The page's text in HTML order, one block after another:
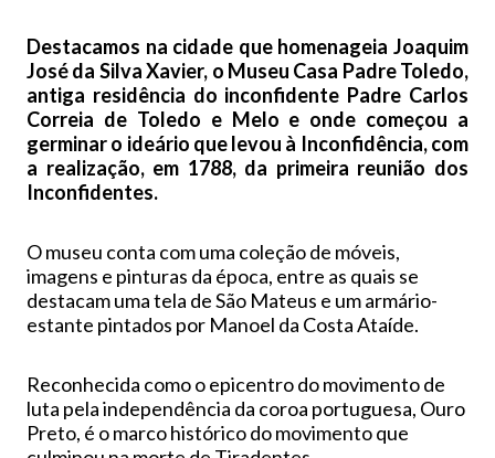
Destacamos na cidade que homenageia Joaquim
José da Silva Xavier, o Museu Casa Padre Toledo,
antiga residência do inconfidente Padre Carlos
Correia de Toledo e Melo e onde começou a
germinar o ideário que levou à Inconfidência, com
a realização, em 1788, da primeira reunião dos
Inconfidentes.
O museu conta com uma coleção de móveis,
imagens e pinturas da época, entre as quais se
destacam uma tela de São Mateus e um armário-
estante pintados por Manoel da Costa Ataíde.
Reconhecida como o epicentro do movimento de
luta pela independência da coroa portuguesa, Ouro
Preto, é o marco histórico do movimento que